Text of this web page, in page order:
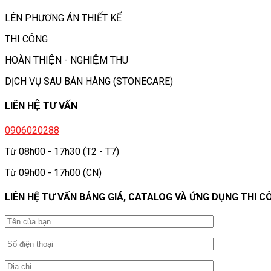
LÊN PHƯƠNG ÁN THIẾT KẾ
THI CÔNG
HOÀN THIỆN - NGHIỆM THU
DỊCH VỤ SAU BÁN HÀNG (STONECARE)
LIÊN HỆ TƯ VẤN
0906020288
Từ 08h00 - 17h30 (T2 - T7)
Từ 09h00 - 17h00 (CN)
LIÊN HỆ TƯ VẤN BẢNG GIÁ, CATALOG VÀ ỨNG DỤNG THI